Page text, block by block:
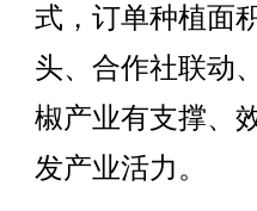
式，订单种植面
头、合作社联动
椒产业有支撑、
发产业活力。